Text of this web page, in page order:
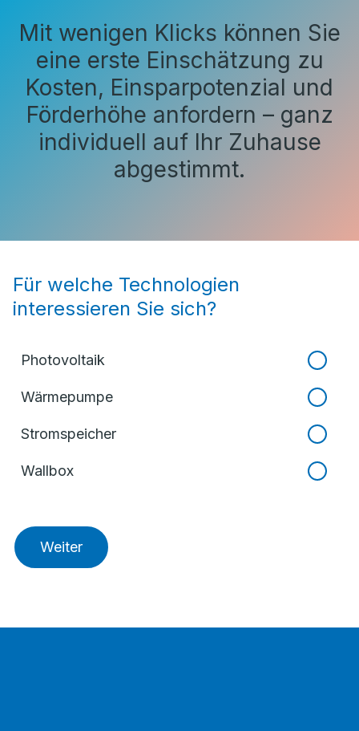
Mit wenigen Klicks können Sie
eine erste Einschätzung zu
Kosten, Einsparpotenzial und
Förderhöhe anfordern – ganz
individuell auf Ihr Zuhause
abgestimmt.
Für welche Technologien
interessieren Sie sich?
Photovoltaik
Wärmepumpe
Stromspeicher
Wallbox
Weiter